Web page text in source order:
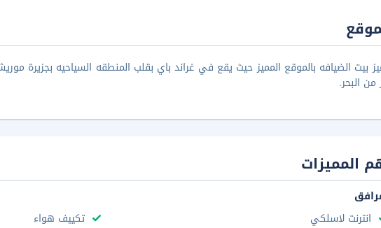
من البحر.
المميزات
انترنت لاسلكي
تكييف هواء